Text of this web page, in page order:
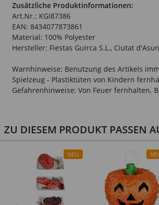
Zusätzliche Produktinformationen:
Art.Nr.: KGI87386
EAN: 8434077873861
Material: 100% Polyester
Hersteller: Fiestas Guirca S.L., Ciutat
Warnhinweise: Benutzung des Artikels
Spielzeug - Plastiktüten von Kindern
Gefahrenhinweise: Von Feuer fernhalten.
ZU DIESEM PRODUKT PASSEN
NEU